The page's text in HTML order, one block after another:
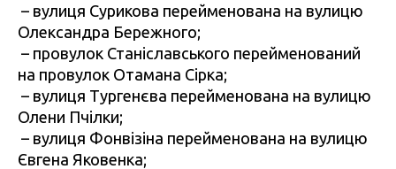
– вулиця Сурикова перейменована на вулицю
Олександра Бережного;
– провулок Станіславського перейменований
на провулок Отамана Сірка;
– вулиця Тургенєва перейменована на вулицю
Олени Пчілки;
– вулиця Фонвізіна перейменована на вулицю
Євгена Яковенка;